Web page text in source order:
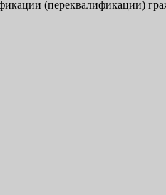
(переквалификации)